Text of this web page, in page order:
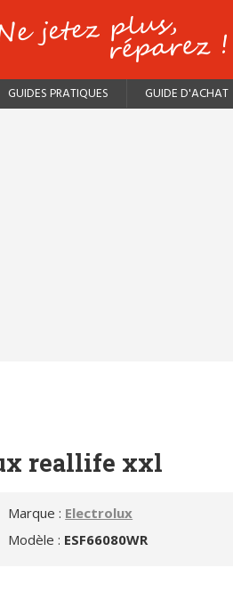
GUIDES PRATIQUES GUIDE D'ACHAT
reallife xxl
Marque : Electrolux
Modèle : ESF66080WR